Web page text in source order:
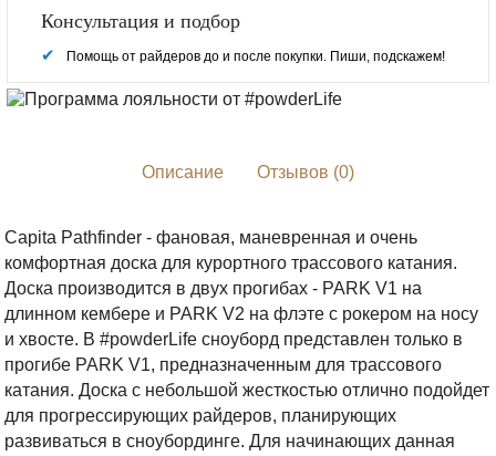
Консультация и подбор
Помощь от райдеров до и после покупки. Пиши, подскажем!
Описание Отзывов (0)
Capita Pathfinder - фановая, маневренная и очень
комфортная доска для курортного трассового катания.
Доска производится в двух прогибах - PARK V1 на
длинном кембере и PARK V2 на флэте с рокером на носу
и хвосте. В #powderLife сноуборд представлен только в
прогибе PARK V1, предназначенным для трассового
катания. Доска с небольшой жесткостью отлично подойдет
для прогрессирующих райдеров, планирующих
развиваться в сноубординге. Для начинающих данная